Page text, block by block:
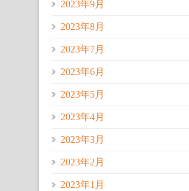
2023年9月
2023年8月
2023年7月
2023年6月
2023年5月
2023年4月
2023年3月
2023年2月
2023年1月